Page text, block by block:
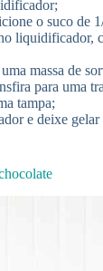
o suco de
liquidificador,
massa de
para uma
tampa;
e deixe